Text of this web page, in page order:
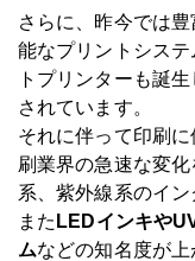
さらに、昨今では
能なプリントシス
トプリンターも誕
されています。
それに伴って印刷
刷業界の急速な変
系、紫外線系のイン
また LEDインキや
ムなどの知名度が上